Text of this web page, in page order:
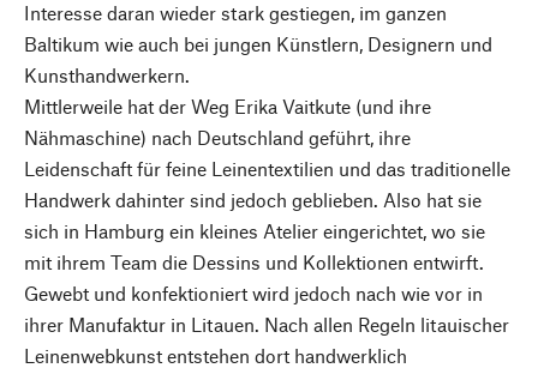
Interesse daran wieder stark gestiegen, im ganzen
Baltikum wie auch bei jungen Künstlern, Designern und
Kunsthandwerkern.
Mittlerweile hat der Weg Erika Vaitkute (und ihre
Nähmaschine) nach Deutschland geführt, ihre
Leidenschaft für feine Leinentextilien und das traditionelle
Handwerk dahinter sind jedoch geblieben. Also hat sie
sich in Hamburg ein kleines Atelier eingerichtet, wo sie
mit ihrem Team die Dessins und Kollektionen entwirft.
Gewebt und konfektioniert wird jedoch nach wie vor in
ihrer Manufaktur in Litauen. Nach allen Regeln litauischer
Leinenwebkunst entstehen dort handwerklich